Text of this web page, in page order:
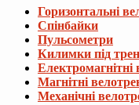
Горизонтальні
Спінбайки
Пульсометри
Килимки під
Магнітні
Механічні